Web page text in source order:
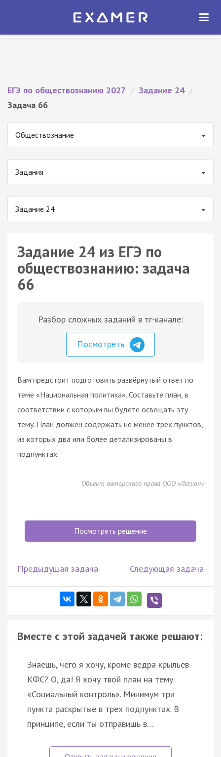
Экзамер — ЕГЭ 2027
ОТКРЫТЬ
ЕГЭ по обществознанию 2027 / Задание 24 /
Задача 66
Обществознание
Задания
Задание 24
Задание 24 из ЕГЭ по
обществознанию: задача
66
Разбор сложных заданий в тг-канале:
Посмотреть
Вам предстоит подготовить развёрнутый ответ по
теме «Национальная политика». Составьте план, в
соответствии с которым вы будете освещать эту
тему. План должен содержать не менее трёх пунктов,
из которых два или более детализированы в
подпунктах.
Объект авторского права ООО «Легион»
Посмотреть решение
Предыдущая задача Следующая задача
Вместе с этой задачей также решают:
Знаешь, чего я хочу, кроме ведра крыльев
КФС? О, да! Я хочу твой план на тему
«Социальный контроль». Минимум три
пункта раскрытые в трех подпунктах. В
принципе, если ты отправишь в…